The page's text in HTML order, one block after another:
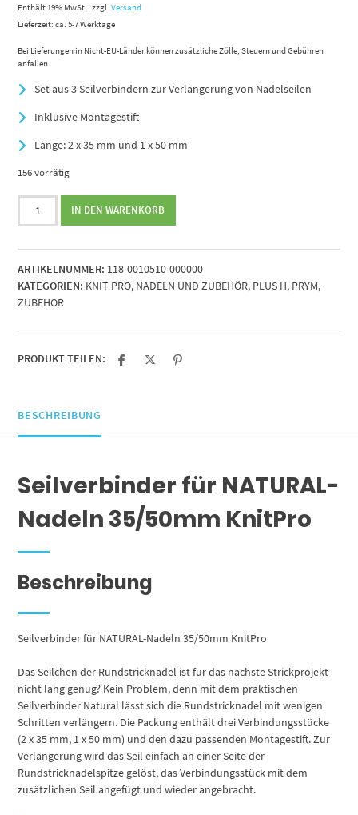
Enthält 19% MwSt. zzgl.Versand
Lieferzeit: ca. 5-7 Werktage
Bei Lieferungen in Nicht-EU-Länder können zusätzliche Zölle, Steuern und Gebühren
anfallen.
Set aus 3 Seilverbindern zur Verlängerung von Nadelseilen
Inklusive Montagestift
Länge: 2 x 35 mm und 1 x 50 mm
156 vorrätig
Seilverbinder
Nadeln
35/50mm
KnitPro
Menge
IN DEN WARENKORB
ARTIKELNUMMER: 118-0010510-000000
KATEGORIEN: KNIT PRO, NADELN UND ZUBEHÖR, PLUS H, PRYM,
ZUBEHÖR
PRODUKT TEILEN:
BESCHREIBUNG
Seilverbinder für NATURAL-
Nadeln 35/50mm KnitPro
Beschreibung
Seilverbinder für NATURAL-Nadeln 35/50mm KnitPro
Das Seilchen der Rundstricknadel ist für das nächste Strickprojekt
nicht lang genug? Kein Problem, denn mit dem praktischen
Seilverbinder Natural lässt sich die Rundstricknadel mit wenigen
Schritten verlängern. Die Packung enthält drei Verbindungsstücke
(2 x 35 mm, 1 x 50 mm) und den dazu passenden Montagestift. Zur
Verlängerung wird das Seil einfach an einer Seite der
Rundstricknadelspitze gelöst, das Verbindungsstück mit dem
zusätzlichen Seil angefügt und wieder angebracht.